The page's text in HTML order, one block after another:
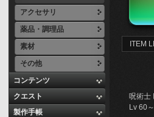
アクセサリ
薬品・調理品
素材
その他
コンテンツ
クエスト
製作手帳
ITEM
呪術士
Lv 60～